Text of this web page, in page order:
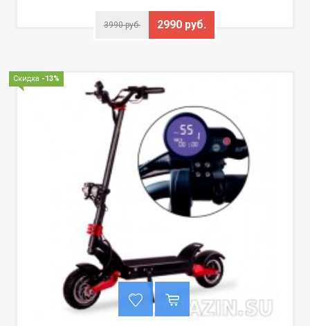
3990 руб. 2990 руб.
Скидка -13%